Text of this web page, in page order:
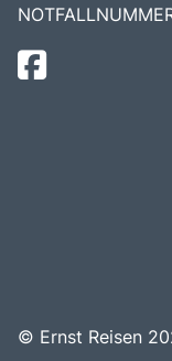
© Ernst Reisen